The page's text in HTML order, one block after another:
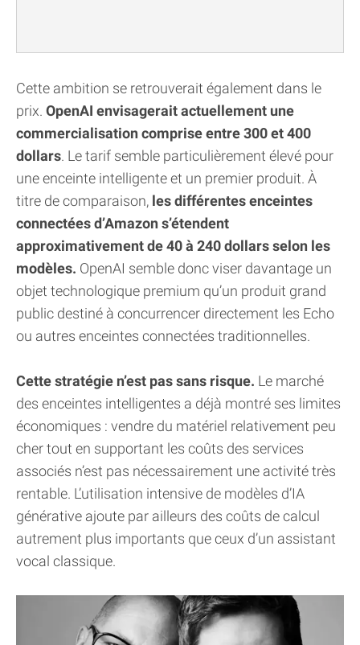
Cette ambition se retrouverait également dans le
prix. OpenAI envisagerait actuellement une
commercialisation comprise entre 300 et 400
dollars. Le tarif semble particulièrement élevé pour
une enceinte intelligente et un premier produit. À
titre de comparaison, les différentes enceintes
connectées d’Amazon s’étendent
approximativement de 40 à 240 dollars selon les
modèles. OpenAI semble donc viser davantage un
objet technologique premium qu’un produit grand
public destiné à concurrencer directement les Echo
ou autres enceintes connectées traditionnelles.
Cette stratégie n’est pas sans risque. Le marché
des enceintes intelligentes a déjà montré ses limites
économiques : vendre du matériel relativement peu
cher tout en supportant les coûts des services
associés n’est pas nécessairement une activité très
rentable. L’utilisation intensive de modèles d’IA
générative ajoute par ailleurs des coûts de calcul
autrement plus importants que ceux d’un assistant
vocal classique.